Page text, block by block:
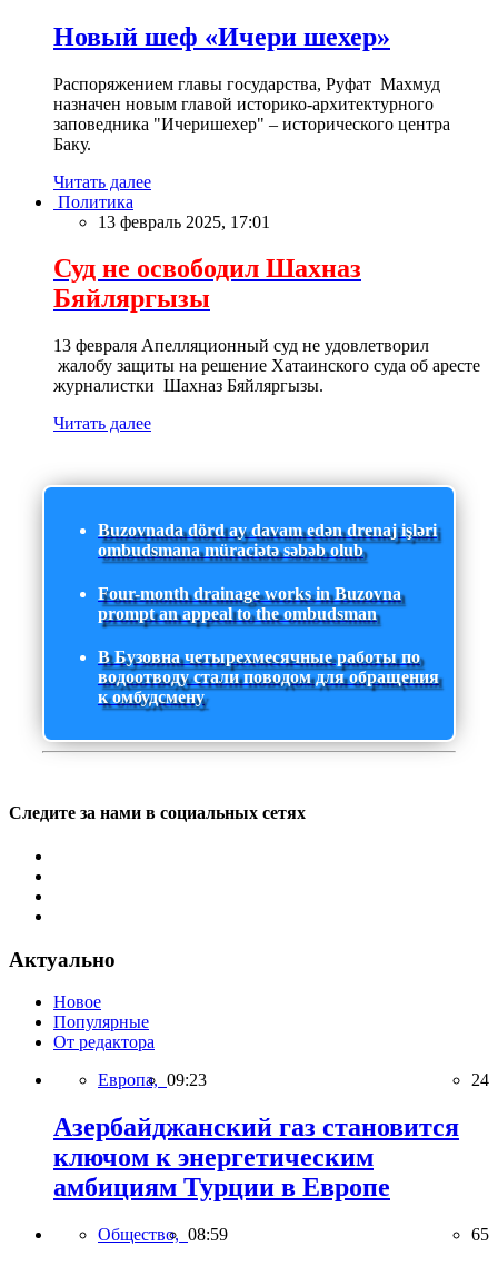
Новый шеф «Ичери шехер»
Распоряжением главы государства, Руфат Махмуд
назначен новым главой историко-архитектурного
заповедника "Ичеришехер" – исторического центра
Баку.
Читать далее
Политика
13 февраль 2025, 17:01
Суд не освободил Шахназ
Бяйляргызы
13 февраля Апелляционный суд не удовлетворил
жалобу защиты на решение Хатаинского суда об аресте
журналистки Шахназ Бяйляргызы.
Читать далее
Buzovnada dörd ay davam edən drenaj işləri
ombudsmana müraciətə səbəb olub
Four-month drainage works in Buzovna
prompt an appeal to the ombudsman
В Бузовна четырехмесячные работы по
водоотводу стали поводом для обращения
к омбудсмену
Следите за нами в социальных сетях
Актуально
Новое
Популярные
От редактора
Европа, 09:23 24
Азербайджанский газ становится
ключом к энергетическим
амбициям Турции в Европе
Общество, 08:59 65